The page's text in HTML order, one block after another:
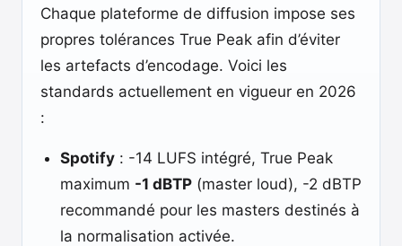
Chaque plateforme de diffusion impose ses
propres tolérances True Peak afin d’éviter
les artefacts d’encodage. Voici les
standards actuellement en vigueur en 2026
:
Spotify : -14 LUFS intégré, True Peak
maximum -1 dBTP (master loud), -2 dBTP
recommandé pour les masters destinés à
la normalisation activée.